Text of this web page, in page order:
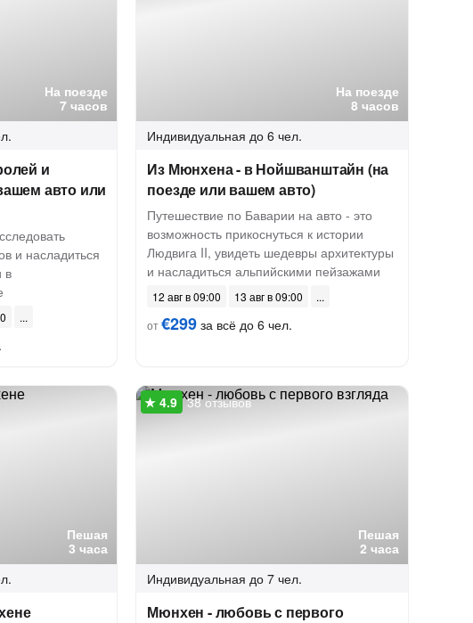
На поезде
7 часов
и
авто или
и насладиться
в
На поезде
8 часов
Индивидуальная до 6 чел.
Из Мюнхена - в Нойшванштайн (на
поезде или вашем авто)
Путешествие по Баварии на авто - это
возможность прикоснуться к истории
Людвига II, увидеть шедевры архитектуры
и насладиться альпийскими пейзажами
12 авг в 09:00
13 авг в 09:00
от€299 за всё до 6 чел.
Пешая
3 часа
Пешая
2 часа
38 отзывов
Индивидуальная до 7 чел.
Мюнхен - любовь с первого